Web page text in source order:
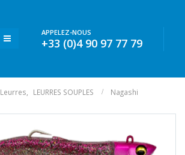
APPELEZ-NOUS
+33 (0)4 90 97 77 79
Leurres LEURRES SOUPLES Nagashi